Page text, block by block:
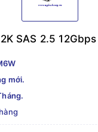
SAS 2.5 12Gbps
mới.